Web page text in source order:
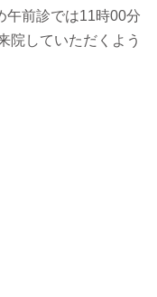
午前診では11時00分
院していただくよう